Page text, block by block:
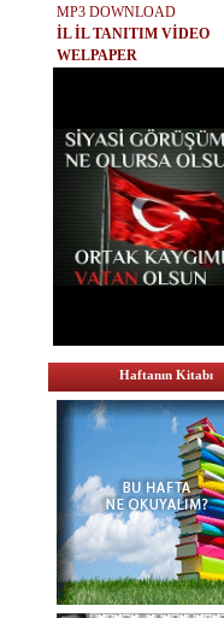
MP3 DOWNLOAD
İL İL TANITIM VİDEO
WELPAPER
Haftanın Kitabı